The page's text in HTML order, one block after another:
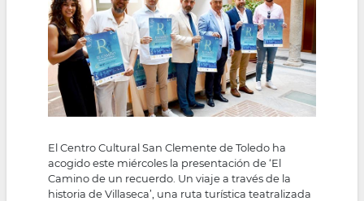
El Centro Cultural San Clemente de Toledo ha
acogido este miércoles la presentación de ‘El
Camino de un recuerdo. Un viaje a través de la
historia de Villaseca’, una ruta turística teatralizada